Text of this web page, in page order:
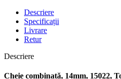
Descriere
Specificații
Livrare
Retur
Descriere
Cheie combinată, 14mm, 15022,